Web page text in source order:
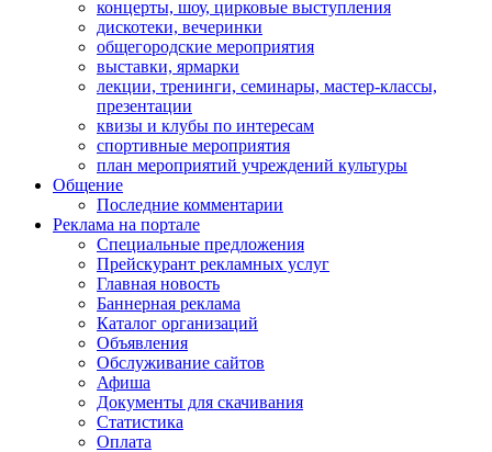
концерты, шоу, цирковые выступления
дискотеки, вечеринки
общегородские мероприятия
выставки, ярмарки
лекции, тренинги, семинары, мастер-классы,
презентации
квизы и клубы по интересам
спортивные мероприятия
план мероприятий учреждений культуры
Общение
Последние комментарии
Реклама на портале
Специальные предложения
Прейскурант рекламных услуг
Главная новость
Баннерная реклама
Каталог организаций
Объявления
Обслуживание сайтов
Афиша
Документы для скачивания
Статистика
Оплата